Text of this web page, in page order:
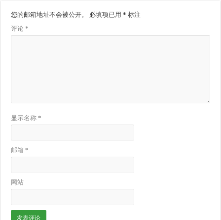
您的邮箱地址不会被公开。 必填项已用* 标注
评论*
显示名称*
邮箱*
网站